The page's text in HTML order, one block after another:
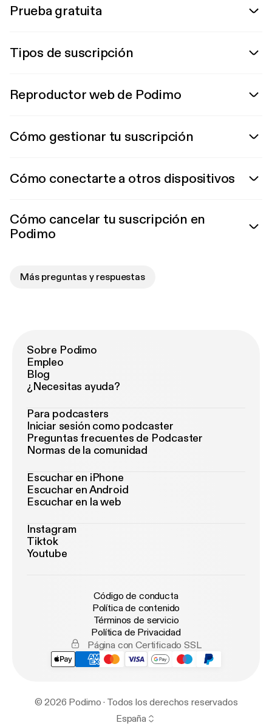
Prueba gratuita
Tipos de suscripción
Reproductor web de Podimo
Cómo gestionar tu suscripción
Cómo conectarte a otros dispositivos
Cómo cancelar tu suscripción en
Podimo
Más preguntas y respuestas
Sobre Podimo
Empleo
Blog
¿Necesitas ayuda?
Para podcasters
Iniciar sesión como podcaster
Preguntas frecuentes de Podcaster
Normas de la comunidad
Escuchar en iPhone
Escuchar en Android
Escuchar en la web
Instagram
Tiktok
Youtube
Código de conducta
Política de contenido
Términos de servicio
Política de Privacidad
Página con Certificado SSL
© 2026 Podimo · Todos los derechos reservados
España